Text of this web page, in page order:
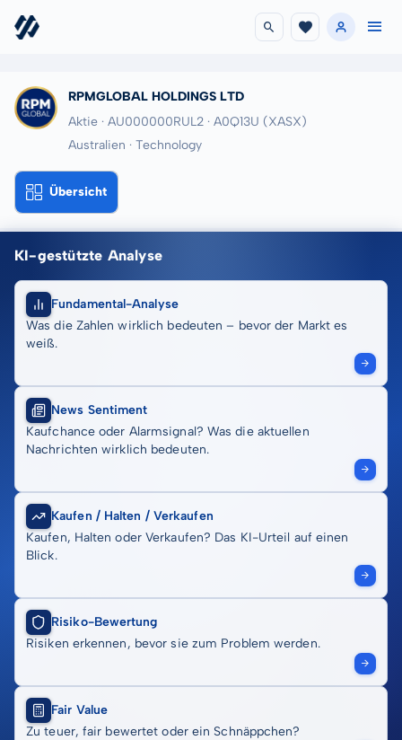
RPMGLOBAL HOLDINGS LTD
Aktie · AU000000RUL2 · A0Q13U (XASX)
Australien · Technology
Übersicht
KI-gestützte Analyse
Fundamental-Analyse
Was die Zahlen wirklich bedeuten – bevor der Markt es
weiß.
News Sentiment
Kaufchance oder Alarmsignal? Was die aktuellen
Nachrichten wirklich bedeuten.
Kaufen / Halten / Verkaufen
Kaufen, Halten oder Verkaufen? Das KI-Urteil auf einen
Blick.
Risiko-Bewertung
Risiken erkennen, bevor sie zum Problem werden.
Fair Value
Zu teuer, fair bewertet oder ein Schnäppchen?